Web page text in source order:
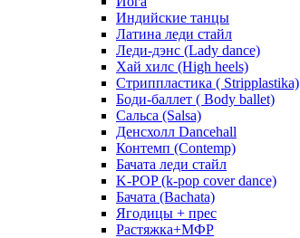
Индийские танцы
Латина леди стайл
Леди-дэнс (Lady dance)
Хай хилс (High heels)
Стриппластика ( Stripplastika)
Боди-баллет ( Body ballet)
Сальса (Salsa)
Денсхолл Dancehall
Контемп (Contemp)
Бачата леди стайл
K-POP (k-pop cover dance)
Бачата (Bachata)
Ягодицы + прес
Растяжка+МФР